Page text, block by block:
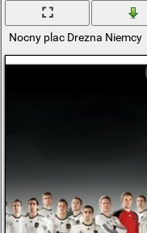
Nocny plac Drezna Niemcy